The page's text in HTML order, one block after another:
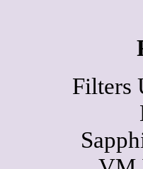
Filters